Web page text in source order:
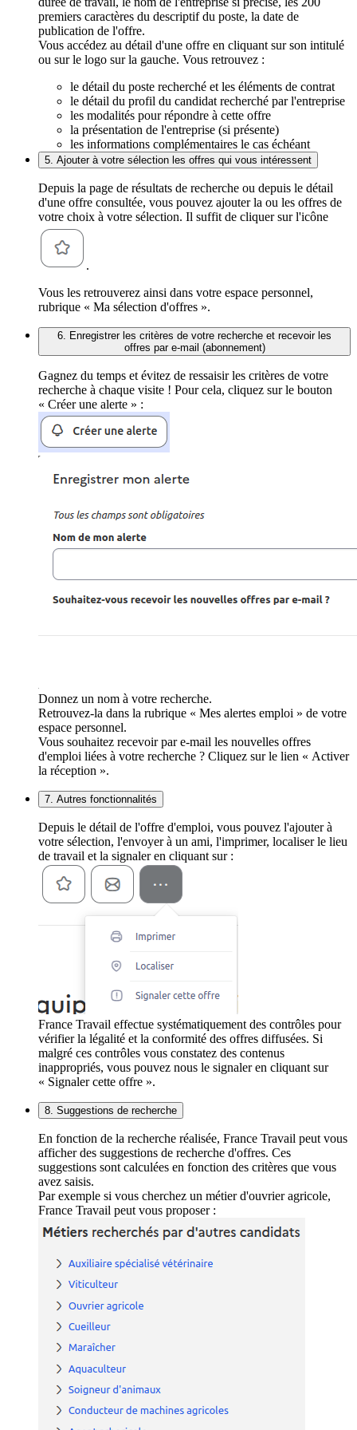
premiers caractères du descriptif du poste, la date de
publication de l'offre.
Vous accédez au détail d'une offre en cliquant sur son intitulé
ou sur le logo sur la gauche. Vous retrouvez :
le détail du poste recherché et les éléments de contrat
le détail du profil du candidat recherché par l'entreprise
les modalités pour répondre à cette offre
la présentation de l'entreprise (si présente)
les informations complémentaires le cas échéant
5. Ajouter à votre sélection les offres qui vous intéressent
Depuis la page de résultats de recherche ou depuis le détail
d'une offre consultée, vous pouvez ajouter la ou les offres de
votre choix à votre sélection. Il suffit de cliquer sur l'icône
.
Vous les retrouverez ainsi dans votre espace personnel,
rubrique « Ma sélection d'offres ».
6. Enregistrer les critères de votre recherche et recevoir les
offres par e-mail (abonnement)
Gagnez du temps et évitez de ressaisir les critères de votre
recherche à chaque visite ! Pour cela, cliquez sur le bouton
« Créer une alerte » :
Donnez un nom à votre recherche.
Retrouvez-la dans la rubrique « Mes alertes emploi » de votre
espace personnel.
Vous souhaitez recevoir par e-mail les nouvelles offres
d'emploi liées à votre recherche ? Cliquez sur le lien « Activer
la réception ».
7. Autres fonctionnalités
Depuis le détail de l'offre d'emploi, vous pouvez l'ajouter à
votre sélection, l'envoyer à un ami, l'imprimer, localiser le lieu
de travail et la signaler en cliquant sur :
France Travail effectue systématiquement des contrôles pour
vérifier la légalité et la conformité des offres diffusées. Si
malgré ces contrôles vous constatez des contenus
inappropriés, vous pouvez nous le signaler en cliquant sur
« Signaler cette offre ».
8. Suggestions de recherche
En fonction de la recherche réalisée, France Travail peut vous
afficher des suggestions de recherche d'offres. Ces
suggestions sont calculées en fonction des critères que vous
avez saisis.
Par exemple si vous cherchez un métier d'ouvrier agricole,
France Travail peut vous proposer :